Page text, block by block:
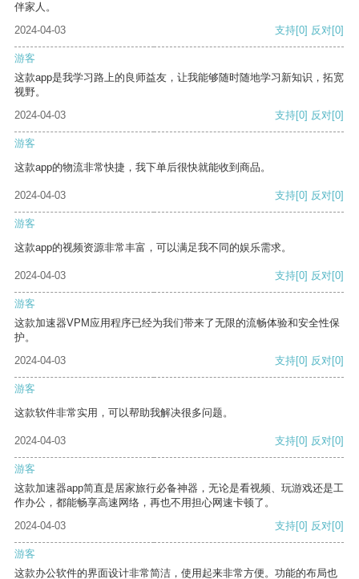
伴家人。
2024-04-03
支持[0] 反对[0]
游客
这款app是我学习路上的良师益友，让我能够随时随地学习新知识，拓宽
视野。
2024-04-03
支持[0] 反对[0]
游客
这款app的物流非常快捷，我下单后很快就能收到商品。
2024-04-03 支持[0] 反对[0]
游客
这款app的视频资源非常丰富，可以满足我不同的娱乐需求。
2024-04-03 支持[0] 反对[0]
游客
这款加速器VPM应用程序已经为我们带来了无限的流畅体验和安全性保
护。
2024-04-03
支持[0] 反对[0]
游客
这款软件非常实用，可以帮助我解决很多问题。
2024-04-03 支持[0] 反对[0]
游客
这款加速器app简直是居家旅行必备神器，无论是看视频、玩游戏还是工
作办公，都能畅享高速网络，再也不用担心网速卡顿了。
2024-04-03
支持[0] 反对[0]
游客
这款办公软件的界面设计非常简洁，使用起来非常方便。功能的布局也